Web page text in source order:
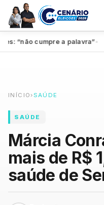
cumpre a palavra”●
INÍCIO ›SAÚDE
SAÚDE
Márcia
mais de R$
saúde de